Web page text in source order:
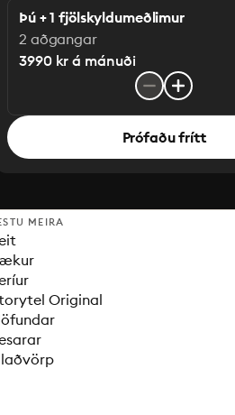
Þú + 1 fjölskyldumeðlimur
2 aðgangar
3990 kr á mánuði
Prófaðu frítt
MEIRA
Original